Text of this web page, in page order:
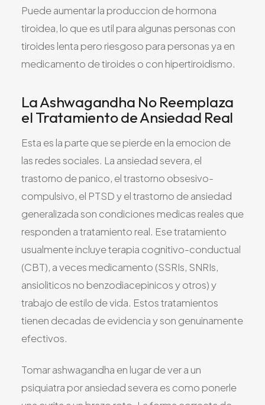
Puede aumentar la produccion de hormona
tiroidea, lo que es util para algunas personas con
tiroides lenta pero riesgoso para personas ya en
medicamento de tiroides o con hipertiroidismo.
La Ashwagandha No Reemplaza
el Tratamiento de Ansiedad Real
Esta es la parte que se pierde en la emocion de
las redes sociales. La ansiedad severa, el
trastorno de panico, el trastorno obsesivo-
compulsivo, el PTSD y el trastorno de ansiedad
generalizada son condiciones medicas reales que
responden a tratamiento real. Ese tratamiento
usualmente incluye terapia cognitivo-conductual
(CBT), a veces medicamento (SSRIs, SNRIs,
ansioliticos no benzodiacepinicos y otros) y
trabajo de estilo de vida. Estos tratamientos
tienen decadas de evidencia y son genuinamente
efectivos.
Tomar ashwagandha en lugar de ver a un
psiquiatra por ansiedad severa es como ponerle